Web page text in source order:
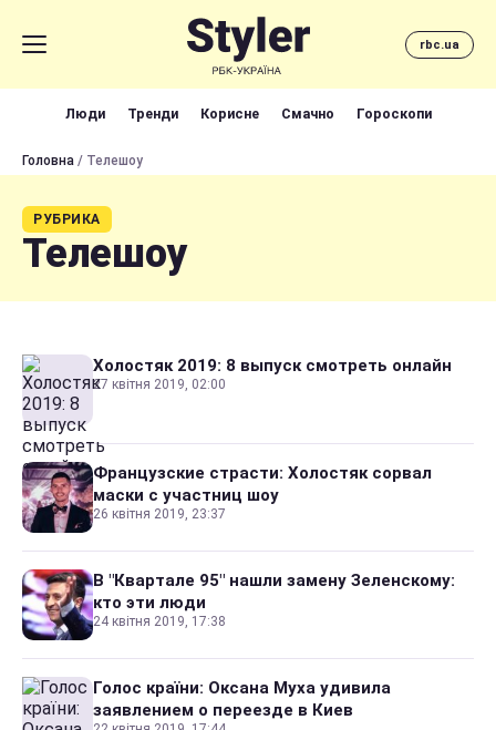
rbc.ua
Люди Тренди Корисне Смачно Гороскопи
Головна / Телешоу
РУБРИКА
Телешоу
Холостяк 2019: 8 выпуск смотреть онлайн
27 квітня 2019, 02:00
Французские страсти: Холостяк сорвал
маски с участниц шоу
26 квітня 2019, 23:37
В "Квартале 95" нашли замену Зеленскому:
кто эти люди
24 квітня 2019, 17:38
Голос країни: Оксана Муха удивила
заявлением о переезде в Киев